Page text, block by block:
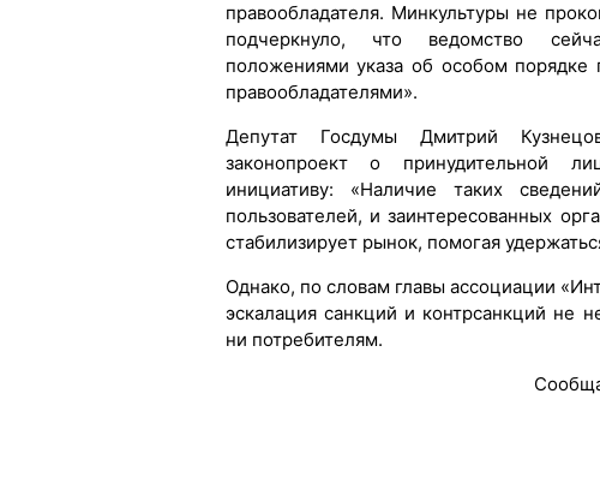
правообладателя. Минкультуры не
подчеркнуло, что ведомство
положениями указа об особом порядке
правообладателями».
Депутат Госдумы Дмитрий
законопроект о принудительной
инициативу: «Наличие таких
пользователей, и заинтересованных
стабилизирует рынок, помогая
Однако, по словам главы ассоциации
эскалация санкций и контрсанкций не
ни потребителям.